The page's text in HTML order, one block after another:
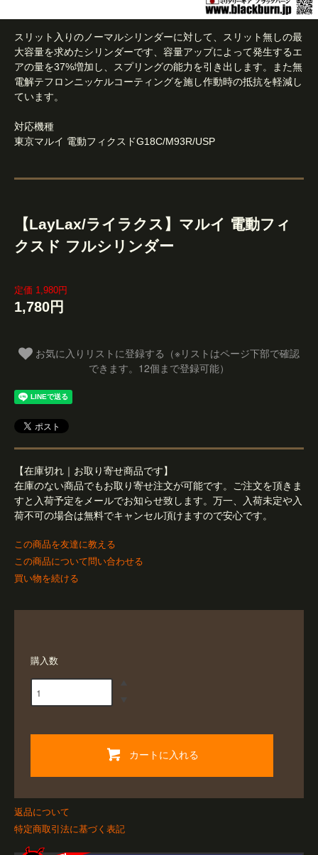
スリット入りのノーマルシリンダーに対して、スリット無しの最
大容量を求めたシリンダーです、容量アップによって発生するエ
アの量を37%増加し、スプリングの能力を引き出します。また無
電解テフロンニッケルコーティングを施し作動時の抵抗を軽減し
ています。
対応機種
東京マルイ 電動フィクスドG18C/M93R/USP
【LayLax/ライラクス】マルイ 電動フィ
クスド フルシリンダー
定価 1,980円
1,780円
できます。12個まで登録可能）
【在庫切れ｜お取り寄せ商品です】
在庫のない商品でもお取り寄せ注文が可能です。ご注文を頂きま
すと入荷予定をメールでお知らせ致します。万一、入荷未定や入
荷不可の場合は無料でキャンセル頂けますので安心です。
この商品を友達に教える
この商品について問い合わせる
買い物を続ける
購入数
カートに入れる
返品について
特定商取引法に基づく表記